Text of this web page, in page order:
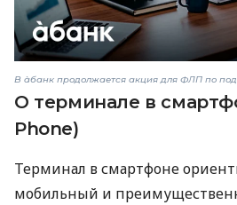
В àбанк продолжается акция для ФЛП по
О терминале в
Phone)
Терминал в смартфоне
мобильный и